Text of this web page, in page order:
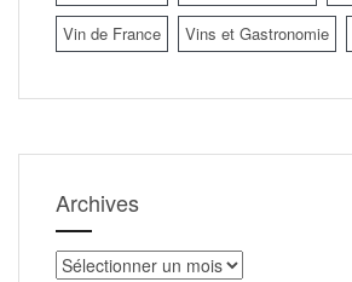
Vin de France
Vins et Gastronomie
Archives
Archives